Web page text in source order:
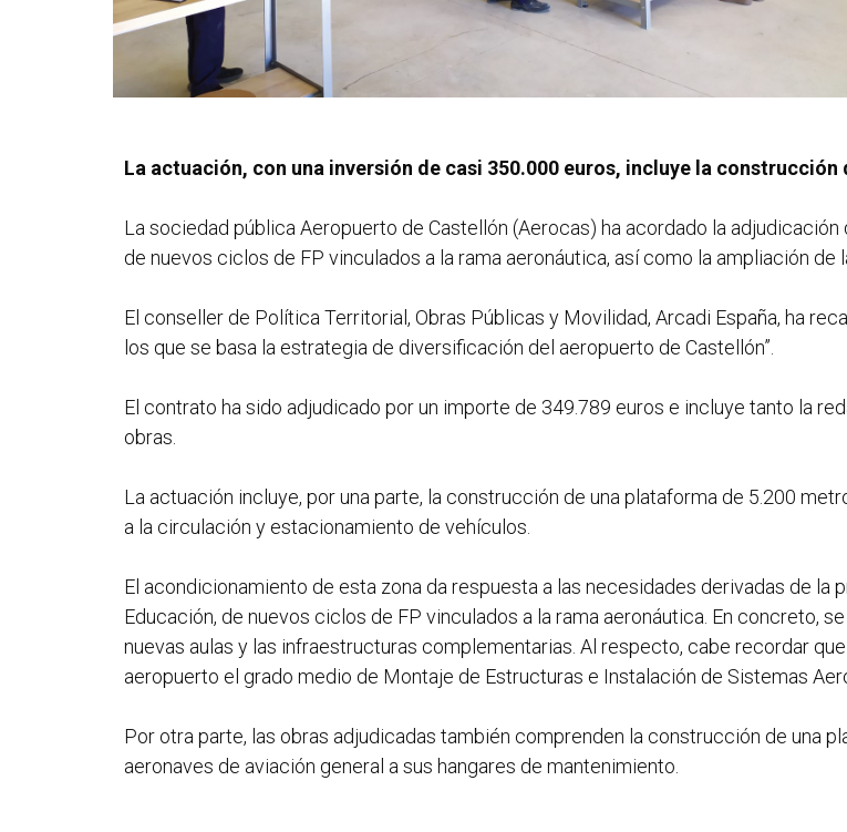
La actuación, con una inversión de casi 350.000 euros, incluye la
La sociedad pública Aeropuerto de Castellón (Aerocas) ha acordado la
de nuevos ciclos de FP vinculados a la rama aeronáutica, así como la ampliación de
El conseller de Política Territorial, Obras Públicas y Movilidad, Arcadi España, ha
los que se basa la estrategia de diversificación del aeropuerto de Castellón”.
El contrato ha sido adjudicado por un importe de 349.789 euros e incluye tanto la
obras.
La actuación incluye, por una parte, la construcción de una plataforma de 5.200
a la circulación y estacionamiento de vehículos.
El acondicionamiento de esta zona da respuesta a las necesidades derivadas de la
Educación, de nuevos ciclos de FP vinculados a la rama aeronáutica. En concreto,
nuevas aulas y las infraestructuras complementarias. Al respecto, cabe recordar
aeropuerto el grado medio de Montaje de Estructuras e Instalación de Sistemas
Por otra parte, las obras adjudicadas también comprenden la construcción de una
aeronaves de aviación general a sus hangares de mantenimiento.